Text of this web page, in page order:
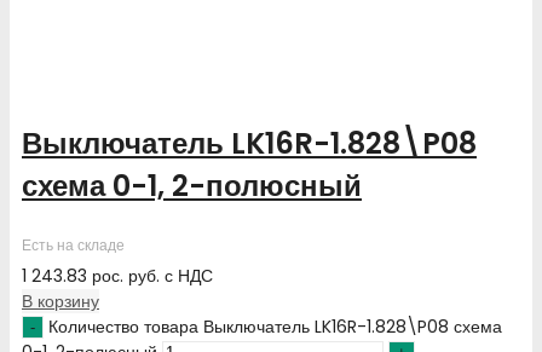
Выключатель LK16R-1.828\P08
схема 0-1, 2-полюсный
Есть на складе
1 243.83 рос. руб. с НДС
В корзину
Количество товара Выключатель LK16R-1.828\P08 схема